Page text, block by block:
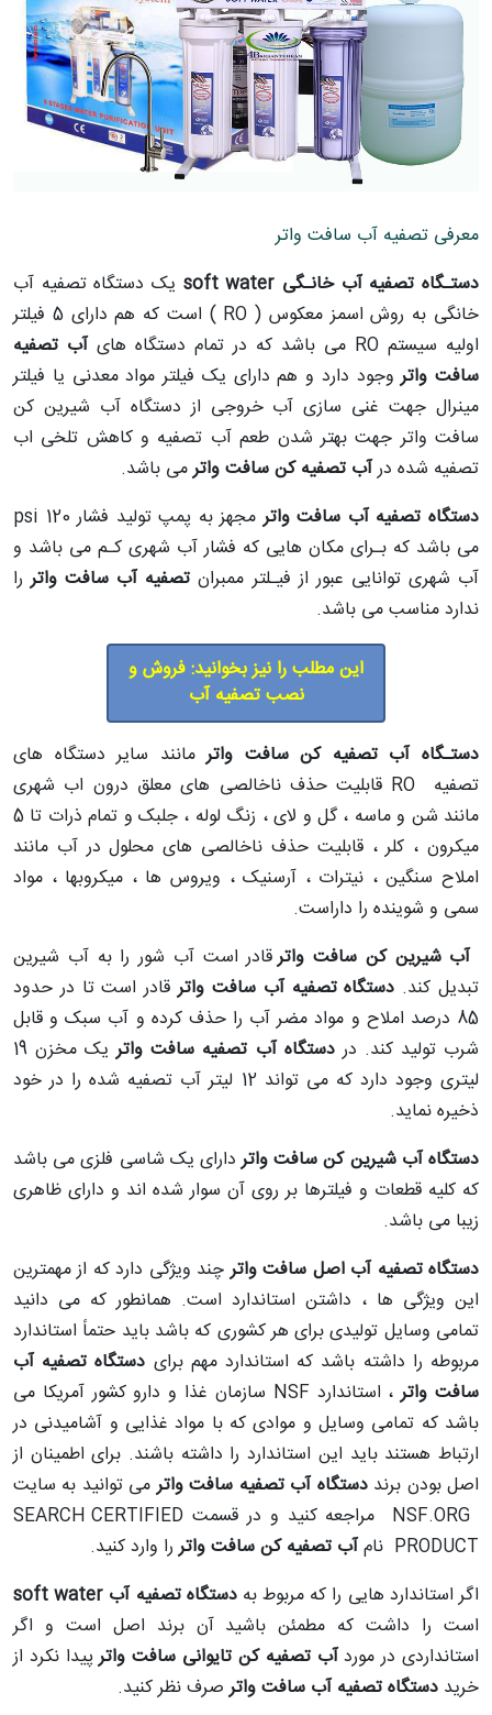
معرفی تصفیه آب سافت واتر
دستـگاه تصفیه آب خانـگی soft water یک دستگاه تصفیه آب
خانگی به روش اسمز معکوس ( RO )
است که هم دارای 5 فیلتر
اولیه سیستم RO می باشد که در تمام دستگاه هایآب تصفیه
سافت واتروجود دارد و هم دارای یک فیلتر مواد معدنی یا فیلتر
مینرال جهت غنی سازی آب خروجی از دستگاه آب شیرین کن
سافت واتر جهت بهتر شدن طعم آب تصفیه و کاهش تلخی اب
تصفیه شده درآب تصفیه کن سافت واترمی باشد.
دستگاه تصفیه آب سافت واترمجهز به پمپ تولید فشار 120
psi
می باشد که بـرای مکان هایی که فشار آب شهری کـم می باشد و
آب شهری توانایی عبور از فیـلتر ممبران تصفیه آب سافت واتررا
ندارد مناسب می باشد.
این مطلب را نیز بخوانید: فروش و
نصب تصفیه آب
دستـگاه آب تصفیه کن سافت واترمانند سایر دستگاه های
تصفیه RO قابلیت حذف ناخالصی های معلق درون اب شهری
مانند شن و ماسه ، گل و لای ، زنگ لوله ، جلبک و تمام ذرات تا 5
میکرون ، کلر ، قابلیت حذف ناخالصی های محلول در آب مانند
املاح سنگین ، نیترات ، آرسنیک ، ویروس ها ، میکروبها ، مواد
سمی و شوینده را داراست.
آب شیرین کن سافت واترقادر است آب شور را به آب شیرین
تبدیل کند. دستگاه تصفیه آب سافت واترقادر است تا در حدود
85 درصد املاح و مواد مضر آب را حذف کرده و آب سبک و قابل
شرب تولید کند. دردستگاه آب تصفیه سافت واتر
یک مخزن 19
لیتری وجود دارد که می تواند 12 لیتر آب تصفیه شده را در خود
ذخیره نماید.
دستگاه آب شیرین کن سافت واتردارای یک شاسی فلزی می باشد
که کلیه قطعات و فیلترها بر روی آن سوار شده اند و دارای ظاهری
زیبا می باشد.
دستگاه تصفیه آب اصل سافت واترچند ویژگی دارد که از مهمترین
این ویژگی ها ، داشتن استاندارد است. همانطور که می دانید
تمامی وسایل تولیدی برای هر کشوری که باشد باید حتماً استاندارد
مربوطه را داشته باشد که استاندارد مهم برای دستگاه تصفیه آب
سافت واتر
، استاندارد NSF سازمان غذا و دارو کشور آمریکا می
باشد که تمامی وسایل و موادی که با مواد غذایی و آشامیدنی در
ارتباط هستند باید این استاندارد را داشته باشند. برای اطمینان از
اصل بودن برنددستگاه آب تصفیه سافت واترمی توانید به سایت
NSF.ORG مراجعه کنید و در قسمت SEARCH CERTIFIED
PRODUCT نام
آب تصفیه کن سافت واتررا وارد کنید.
اگر استاندارد هایی را که مربوط بهدستگاه تصفیه آب soft water
است را داشت که مطمئن باشید آن برند اصل است و اگر
استانداردی در موردآب تصفیه کن تایوانی سافت واترپیدا نکرد از
خرید دستگاه تصفیه آب سافت واترصرف نظر کنید.